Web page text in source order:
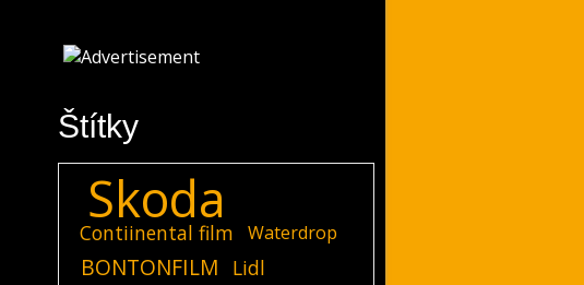
Štítky
Skoda
Contiinental film Waterdrop
BONTONFILM Lidl